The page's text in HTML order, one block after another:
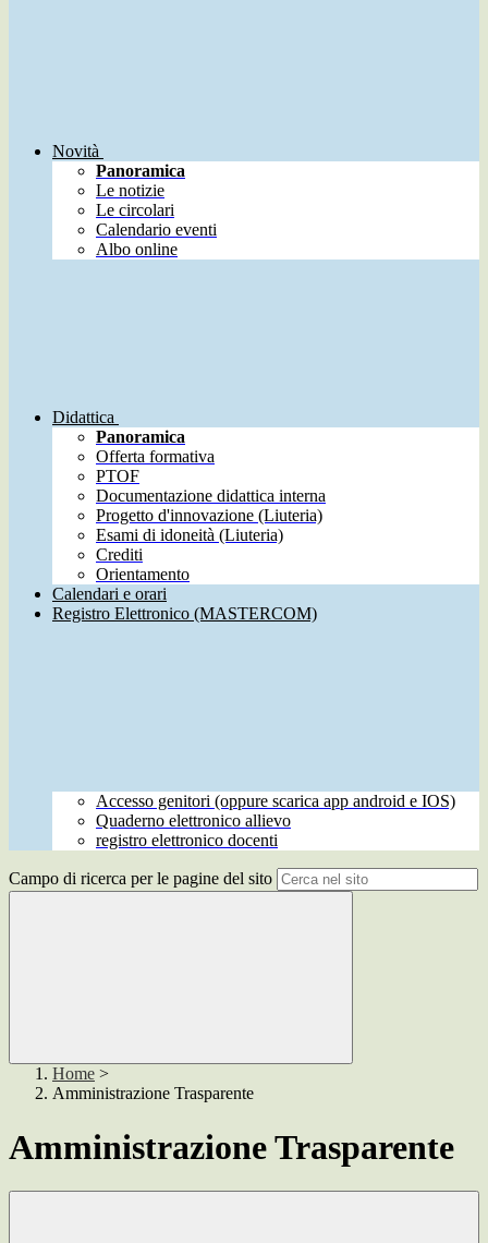
Novità
Panoramica
Le notizie
Le circolari
Calendario eventi
Albo online
Didattica
Panoramica
Offerta formativa
PTOF
Documentazione didattica interna
Progetto d'innovazione (Liuteria)
Esami di idoneità (Liuteria)
Crediti
Orientamento
Calendari e orari
Registro Elettronico (MASTERCOM)
Accesso genitori (oppure scarica app android e IOS)
Quaderno elettronico allievo
registro elettronico docenti
Campo di ricerca per le pagine del sito
Home >
Amministrazione Trasparente
Amministrazione Trasparente